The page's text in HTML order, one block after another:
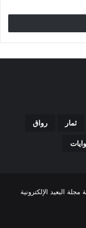
ثمار رواق